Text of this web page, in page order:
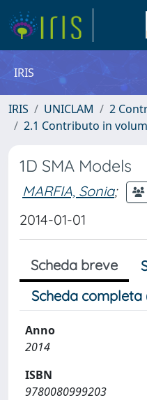
IRIS
IRIS UNICLAM
2
2.1 Contributo in
1D SMA Models
MARFIA, Sonia;
2014-01-01
Scheda breve
Scheda completa
Anno
2014
ISBN
9780080999203